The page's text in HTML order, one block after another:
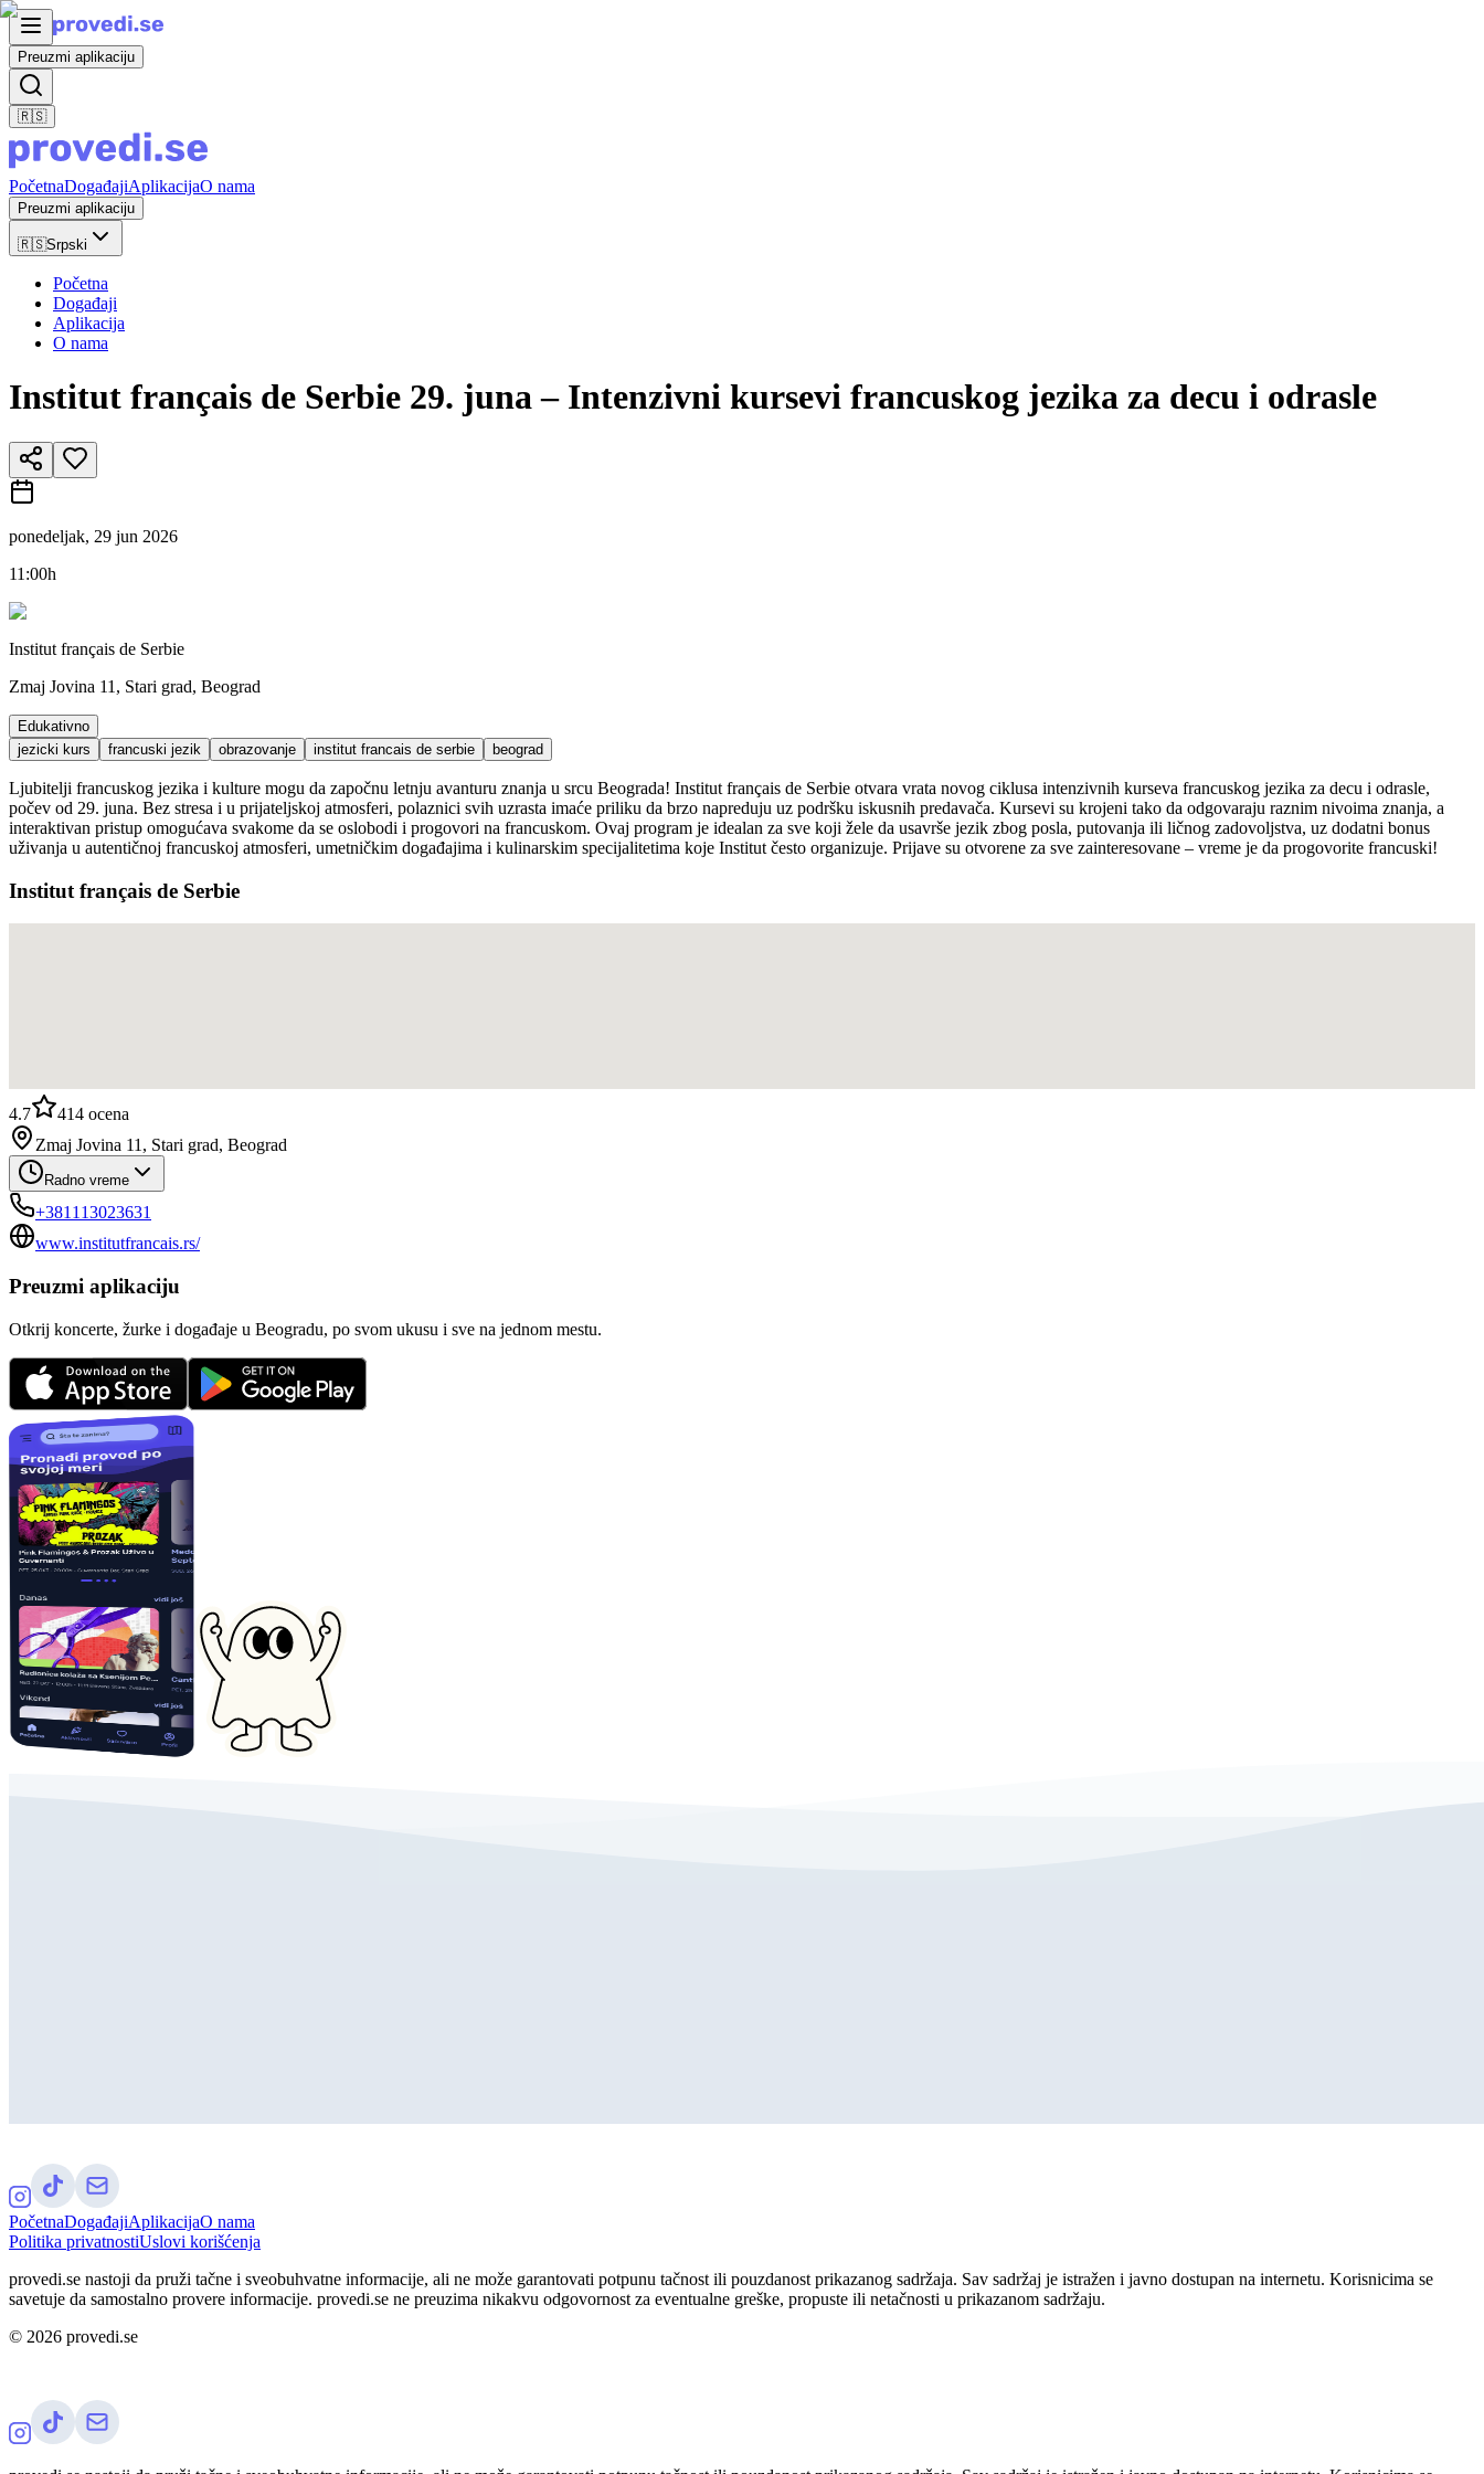
Preuzmi aplikaciju
🇷🇸
PočetnaDogađajiAplikacijaO nama
Preuzmi aplikaciju
🇷🇸Srpski
Početna
Događaji
Aplikacija
O nama
Institut français de Serbie 29. juna – Intenzivni kursevi francuskog jezika za decu i odrasle
ponedeljak, 29 jun 2026
11:00h
Institut français de Serbie
Zmaj Jovina 11, Stari grad, Beograd
Edukativno
jezicki kurs
francuski jezik obrazovanje institut francais de serbie beograd
Ljubitelji francuskog jezika i kulture mogu da započnu letnju avanturu znanja u srcu Beograda! Institut français de Serbie otvara vrata novog ciklusa intenzivnih kurseva francuskog jezika za decu i odrasle,
počev od 29. juna. Bez stresa i u prijateljskoj atmosferi, polaznici svih uzrasta imaće priliku da brzo napreduju uz podršku iskusnih predavača. Kursevi su krojeni tako da odgovaraju raznim nivoima znanja, a
interaktivan pristup omogućava svakome da se oslobodi i progovori na francuskom. Ovaj program je idealan za sve koji žele da usavrše jezik zbog posla, putovanja ili ličnog zadovoljstva, uz dodatni bonus
uživanja u autentičnoj francuskoj atmosferi, umetničkim događajima i kulinarskim specijalitetima koje Institut često organizuje. Prijave su otvorene za sve zainteresovane – vreme je da progovorite francuski!
Institut français de Serbie
4.7 414 ocena
Zmaj Jovina 11, Stari grad, Beograd
Radno vreme
+381113023631
www.institutfrancais.rs/
Preuzmi aplikaciju
Otkrij koncerte, žurke i događaje u Beogradu, po svom ukusu i sve na jednom mestu.
PočetnaDogađajiAplikacijaO nama
Politika privatnostiUslovi korišćenja
provedi.se nastoji da pruži tačne i sveobuhvatne informacije, ali ne može garantovati potpunu tačnost ili pouzdanost prikazanog sadržaja. Sav sadržaj je istražen i javno dostupan na internetu. Korisnicima se
savetuje da samostalno provere informacije. provedi.se ne preuzima nikakvu odgovornost za eventualne greške, propuste ili netačnosti u prikazanom sadržaju.
© 2026 provedi.se